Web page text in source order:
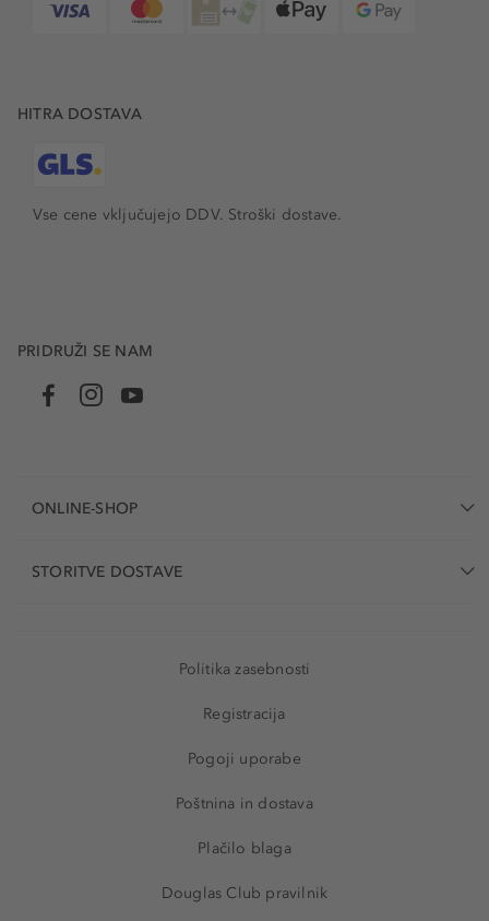
trgovini Douglas, kjer lahko izbirate med
parfuminajbolj
pri nakupu nad 49 EUR pa pokrijemo tudi stroške
HITRA DOSTAVA
Vse cene vključujejo DDV. Stroški dostave.
PRIDRUŽI SE NAM
ONLINE-SHOP
STORITVE DOSTAVE
Politika zasebnosti
Registracija
Pogoji uporabe
Poštnina in dostava
Plačilo blaga
Douglas Club pravilnik